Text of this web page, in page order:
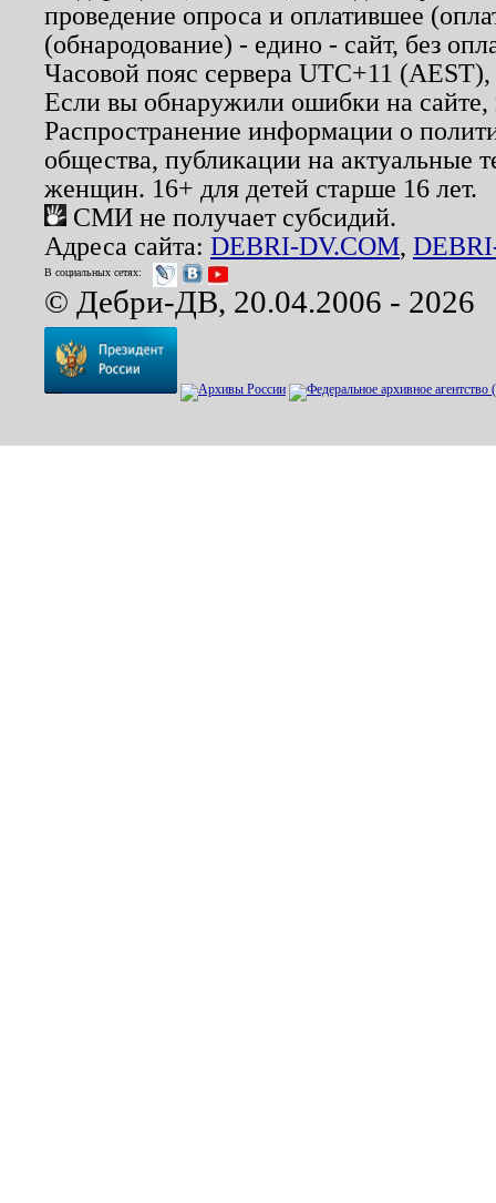
проведение опроса и оплатившее
(обнародование) - едино - сайт, без
Часовой пояс сервера UTC+11
Если вы обнаружили ошибки на
Распространение информации о
общества, публикации на актуальные
женщин. 16+ для детей старше 16 лет.
СМИ не получает субсидий.
Адреса сайта: DEBRI-DV.COM,
В социальных сетях:
© Дебри-ДВ, 20.04.2006 - 2026